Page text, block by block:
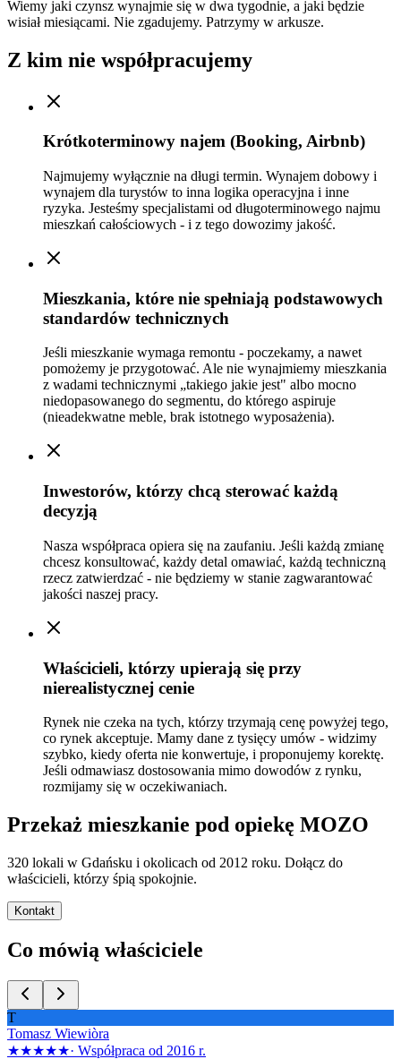
Wiemy jaki czynsz wynajmie się w dwa tygodnie, a jaki będzie
wisiał miesiącami. Nie zgadujemy. Patrzymy w arkusze.
Z kim nie współpracujemy
Krótkoterminowy najem (Booking, Airbnb)
Najmujemy wyłącznie na długi termin. Wynajem dobowy i
wynajem dla turystów to inna logika operacyjna i inne
ryzyka. Jesteśmy specjalistami od długoterminowego najmu
mieszkań całościowych - i z tego dowozimy jakość.
Mieszkania, które nie spełniają podstawowych
standardów technicznych
Jeśli mieszkanie wymaga remontu - poczekamy, a nawet
pomożemy je przygotować. Ale nie wynajmiemy mieszkania
z wadami technicznymi „takiego jakie jest" albo mocno
niedopasowanego do segmentu, do którego aspiruje
(nieadekwatne meble, brak istotnego wyposażenia).
Inwestorów, którzy chcą sterować każdą
decyzją
Nasza współpraca opiera się na zaufaniu. Jeśli każdą zmianę
chcesz konsultować, każdy detal omawiać, każdą techniczną
rzecz zatwierdzać - nie będziemy w stanie zagwarantować
jakości naszej pracy.
Właścicieli, którzy upierają się przy
nierealistycznej cenie
Rynek nie czeka na tych, którzy trzymają cenę powyżej tego,
co rynek akceptuje. Mamy dane z tysięcy umów - widzimy
szybko, kiedy oferta nie konwertuje, i proponujemy korektę.
Jeśli odmawiasz dostosowania mimo dowodów z rynku,
rozmijamy się w oczekiwaniach.
Przekaż mieszkanie pod opiekę MOZO
320 lokali w Gdańsku i okolicach od 2012 roku. Dołącz do
właścicieli, którzy śpią spokojnie.
Kontakt
Co mówią właściciele
T
Tomasz Wiewiòra
★★★★★· Współpraca od 2016 r.